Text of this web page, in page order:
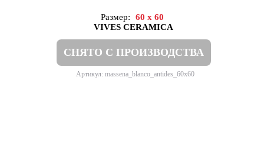
Размер:
60 x 60
VIVES CERAMICA
СНЯТО С ПРОИЗВОДСТВА
Артикул: massena_blanco_antides_60x60